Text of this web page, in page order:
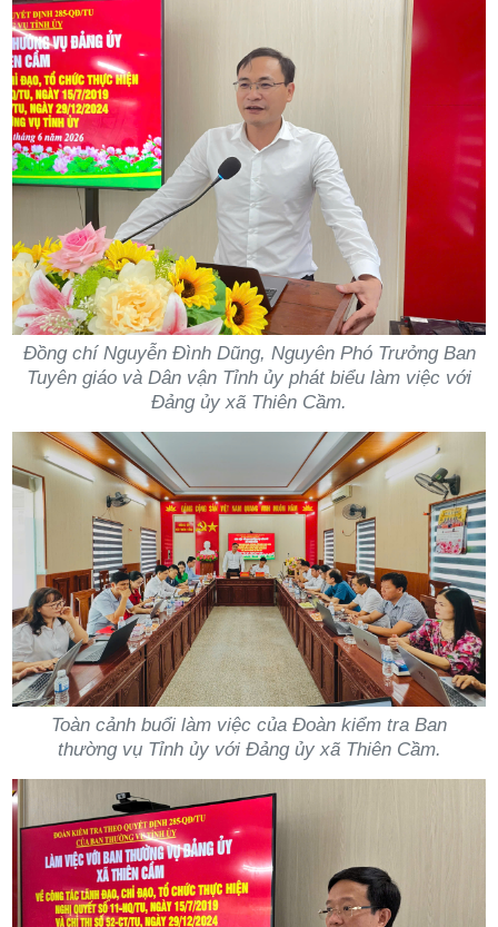
Đồng chí Nguyễn Đình Dũng, Nguyên Phó Trưởng Ban
Tuyên giáo và Dân vận Tỉnh ủy phát biểu làm việc với
Đảng ủy xã Thiên Cầm.
Toàn cảnh buổi làm việc của Đoàn kiểm tra Ban
thường vụ Tỉnh ủy với Đảng ủy xã Thiên Cầm.